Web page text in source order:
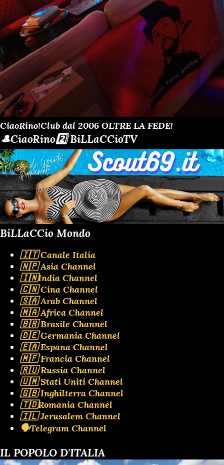
CiaoRino!Club dal 2006 OLTRE LA FEDE!
🎩CiaoRino2️⃣ BiLLaCCioTV
BiLLaCCio Mondo
🇮🇹 Canale Italia
🇳🇵 Asia Channel
🇮🇳India Channel
🇨🇳 Cina Channel
🇸🇦 Arab Channel
🇲🇦 Africa Channel
🇧🇷 Brasile Channel
🇩🇪 Germania Channel
🇪🇦 Espana Channel
🇲🇫 Francia Channel
🇷🇺 Russia Channel
🇺🇲 Stati Uniti Channel
🇬🇧 Inghilterra Channel
🇹🇩Romania Channel
🇮🇱 Jerusalem Channel
🗣️Telegram Channel
IL POPOLO D'ITALIA